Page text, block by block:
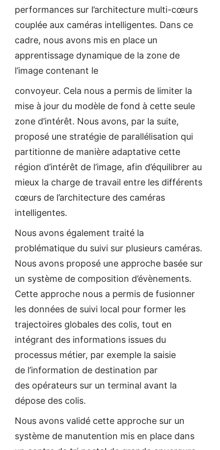
performances sur l’architecture multi-cœurs
couplée aux caméras intelligentes. Dans ce
cadre, nous avons mis en place un
apprentissage dynamique de la zone de
l’image contenant le
convoyeur. Cela nous a permis de limiter la
mise à jour du modèle de fond à cette seule
zone d’intérêt. Nous avons, par la suite,
proposé une stratégie de parallélisation qui
partitionne de manière adaptative cette
région d’intérêt de l’image, afin d’équilibrer au
mieux la charge de travail entre les différents
cœurs de l’architecture des caméras
intelligentes.
Nous avons également traité la
problématique du suivi sur plusieurs caméras.
Nous avons proposé une approche basée sur
un système de composition d’évènements.
Cette approche nous a permis de fusionner
les données de suivi local pour former les
trajectoires globales des colis, tout en
intégrant des informations issues du
processus métier, par exemple la saisie
de l’information de destination par
des opérateurs sur un terminal avant la
dépose des colis.
Nous avons validé cette approche sur un
système de manutention mis en place dans